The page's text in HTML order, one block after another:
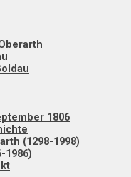
1806
(1298-1998)
1986)